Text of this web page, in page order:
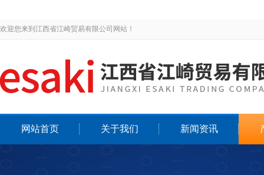
欢迎您来到江西省江崎贸易有限公司网站！
网站首页 关于我们 新闻资讯